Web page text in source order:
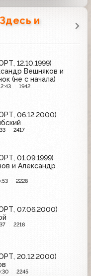
Здесь и
12.10.1999)
Вешняков и
(не с начала)
1942
06.12.2000)
2417
01.09.1999)
и Александр
2228
07.06.2000)
2218
20.12.2000)
2245